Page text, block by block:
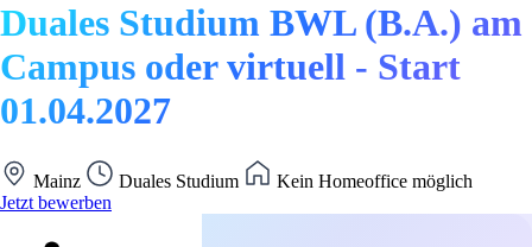
Duales Studium BWL (B.A.) am
Campus oder virtuell - Start
01.04.2027
Mainz Duales Studium
Kein Homeoffice möglich
Jetzt bewerben